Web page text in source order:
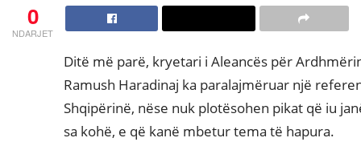
0
NDARJET
Ditë më parë, kryetari i Aleancës për
Ramush Haradinaj ka paralajmëruar një
Shqipërinë, nëse nuk plotësohen pikat që iu
sa kohë, e që kanë mbetur tema të hapura.